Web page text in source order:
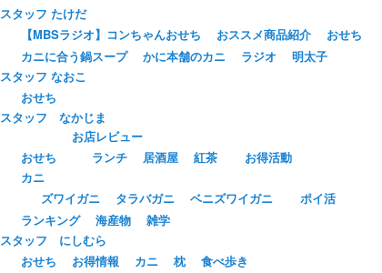
スタッフ たけだ
【MBSラジオ】コンちゃんおせち
おススメ商品紹介
おせち
カニに合う鍋スープ
かに本舗のカニ ラジオ
明太子
スタッフ なおこ
おせち
スタッフ なかじま
おせち
お店レビュー
ランチ
居酒屋 紅茶
お得活動
カニ
ズワイガニ
タラバガニ ベニズワイガニ
ポイ活
ランキング
海産物
雑学
スタッフ にしむら
おせち
お得情報 カニ 枕
食べ歩き